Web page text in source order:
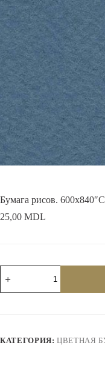
Бумага рисов.
25,00 MDL
товара
Бумага
гр/
КАТЕГОРИЯ:ЦВЕТНАЯ